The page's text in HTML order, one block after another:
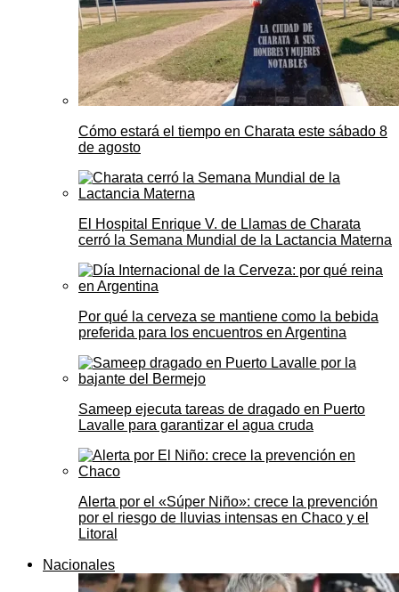
Cómo estará el tiempo en Charata este sábado 8
de agosto
El Hospital Enrique V. de Llamas de Charata
cerró la Semana Mundial de la Lactancia Materna
Por qué la cerveza se mantiene como la bebida
preferida para los encuentros en Argentina
Sameep ejecuta tareas de dragado en Puerto
Lavalle para garantizar el agua cruda
Alerta por el «Súper Niño»: crece la prevención
por el riesgo de lluvias intensas en Chaco y el
Litoral
Nacionales